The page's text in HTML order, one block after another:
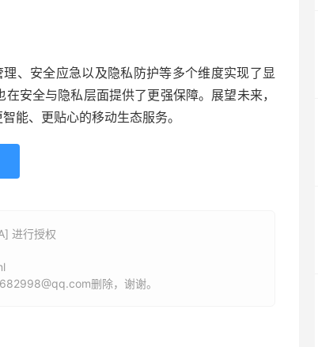
、安全应急以及隐私防护等多个维度实现了显
安全与隐私层面提供了更强保障。展望未来，
能、更贴心的移动生态服务。
进行授权
删除，谢谢。